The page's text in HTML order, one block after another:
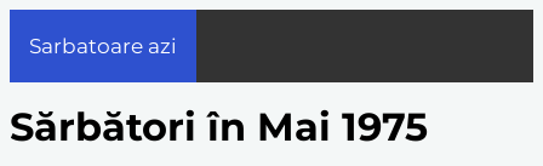
Sarbatoare azi
Sărbători în Mai 1975